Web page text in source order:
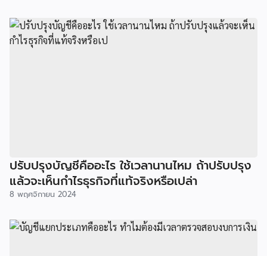
ปรับปรุงบัญชีคืออะไร ใช้เวลานานไหม ถ้าปรับปรุง
แล้วจะเห็นกำไรธุรกิจที่แท้จริงหรือเปล่า
8 พฤศจิกายน 2024